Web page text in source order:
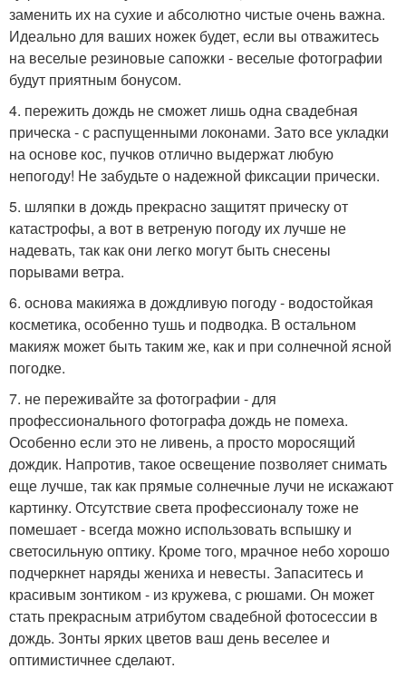
заменить их на сухие и абсолютно чистые очень важна.
Идеально для ваших ножек будет, если вы отважитесь
на веселые резиновые сапожки - веселые фотографии
будут приятным бонусом.
4. пережить дождь не сможет лишь одна свадебная
прическа - с распущенными локонами. Зато все укладки
на основе кос, пучков отлично выдержат любую
непогоду! Не забудьте о надежной фиксации прически.
5. шляпки в дождь прекрасно защитят прическу от
катастрофы, а вот в ветреную погоду их лучше не
надевать, так как они легко могут быть снесены
порывами ветра.
6. основа макияжа в дождливую погоду - водостойкая
косметика, особенно тушь и подводка. В остальном
макияж может быть таким же, как и при солнечной ясной
погодке.
7. не переживайте за фотографии - для
профессионального фотографа дождь не помеха.
Особенно если это не ливень, а просто моросящий
дождик. Напротив, такое освещение позволяет снимать
еще лучше, так как прямые солнечные лучи не искажают
картинку. Отсутствие света профессионалу тоже не
помешает - всегда можно использовать вспышку и
светосильную оптику. Кроме того, мрачное небо хорошо
подчеркнет наряды жениха и невесты. Запаситесь и
красивым зонтиком - из кружева, с рюшами. Он может
стать прекрасным атрибутом свадебной фотосессии в
дождь. Зонты ярких цветов ваш день веселее и
оптимистичнее сделают.